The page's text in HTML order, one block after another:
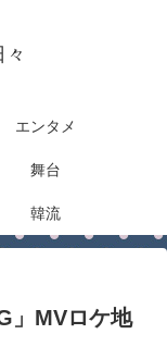
エンタメ
舞台
韓流
」MVロケ地